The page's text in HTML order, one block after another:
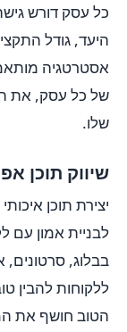
כל עסק דורש
היעד, גודל
אסטרטגיה
של כל עסק, את
שלו.
שיווק תוכן
יצירת תוכן
לבניית אמון עם
בבלוג, סרטונים,
ללקוחות להבין
הטוב חושף את